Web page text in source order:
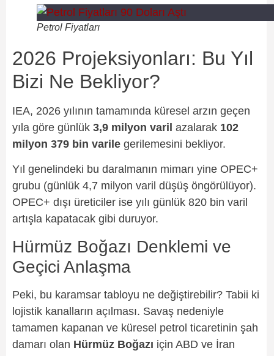
Petrol Fiyatları
2026 Projeksiyonları: Bu Yıl
Bizi Ne Bekliyor?
IEA, 2026 yılının tamamında küresel arzın geçen
yıla göre günlük 3,9 milyon varil azalarak 102
milyon 379 bin varile gerilemesini bekliyor.
Yıl genelindeki bu daralmanın mimarı yine OPEC+
grubu (günlük 4,7 milyon varil düşüş öngörülüyor).
OPEC+ dışı üreticiler ise yılı günlük 820 bin varil
artışla kapatacak gibi duruyor.
Hürmüz Boğazı Denklemi ve
Geçici Anlaşma
Peki, bu karamsar tabloyu ne değiştirebilir? Tabii ki
lojistik kanalların açılması. Savaş nedeniyle
tamamen kapanan ve küresel petrol ticaretinin şah
damarı olan Hürmüz Boğazı için ABD ve İran